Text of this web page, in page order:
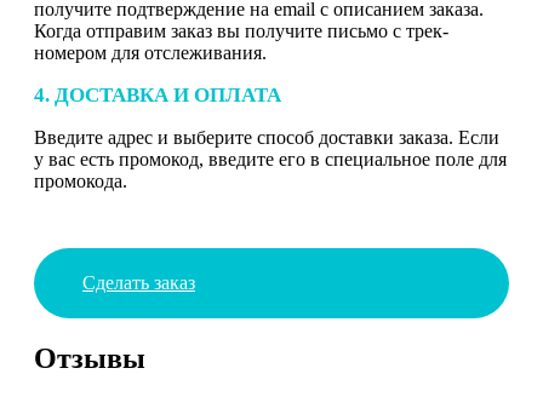
получите подтверждение на email с описанием заказа.
Когда отправим заказ вы получите письмо с трек-
номером для отслеживания.
4. ДОСТАВКА И ОПЛАТА
Введите адрес и выберите способ доставки заказа. Если
у вас есть промокод, введите его в специальное поле для
промокода.
Сделать заказ
Отзывы